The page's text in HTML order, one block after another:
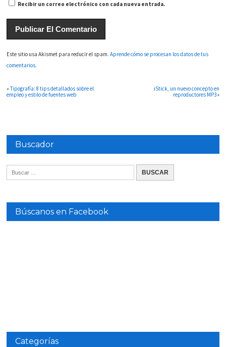
Recibir un correo electrónico con cada nueva entrada.
Este sitio usa Akismet para reducir el spam.Aprende cómo se procesan los datos de tus
comentarios.
«Tipografía: 8 tips detallados sobre el
empleo y estilo de fuentes web
iStick, un nuevo concepto en
reproductores MP3»
Buscador
Búscanos en Facebook
Categorías